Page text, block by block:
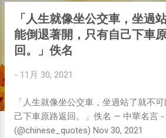
「人生就像坐公交車，坐過
能倒退著開，只有自己下車
回。」佚名
- 11月 30, 2021
「人生就像坐公交車，坐過站了就不
己下車原路返回。」佚名 — 中華名言 -
(@chinese_quotes) Nov 30, 2021